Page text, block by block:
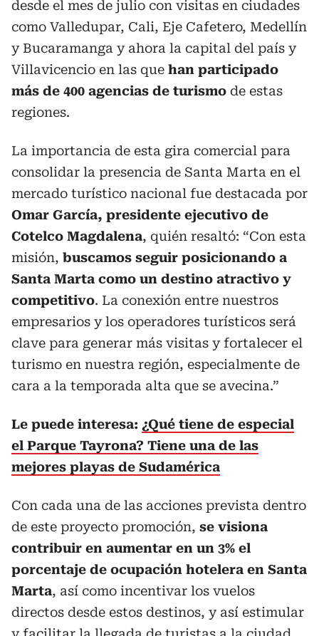
desde el mes de julio con visitas en ciudades
como Valledupar, Cali, Eje Cafetero, Medellín
y Bucaramanga y ahora la capital del país y
Villavicencio en las que han participado
más de 400 agencias de turismo de estas
regiones.
La importancia de esta gira comercial para
consolidar la presencia de Santa Marta en el
mercado turístico nacional fue destacada por
Omar García, presidente ejecutivo de
Cotelco Magdalena, quién resaltó: “Con esta
misión, buscamos seguir posicionando a
Santa Marta como un destino atractivo y
competitivo. La conexión entre nuestros
empresarios y los operadores turísticos será
clave para generar más visitas y fortalecer el
turismo en nuestra región, especialmente de
cara a la temporada alta que se avecina.”
Le puede interesa: ¿Qué tiene de especial
el Parque Tayrona? Tiene una de las
mejores playas de Sudamérica
Con cada una de las acciones prevista dentro
de este proyecto promoción, se visiona
contribuir en aumentar en un 3% el
porcentaje de ocupación hotelera en Santa
Marta, así como incentivar los vuelos
directos desde estos destinos, y así estimular